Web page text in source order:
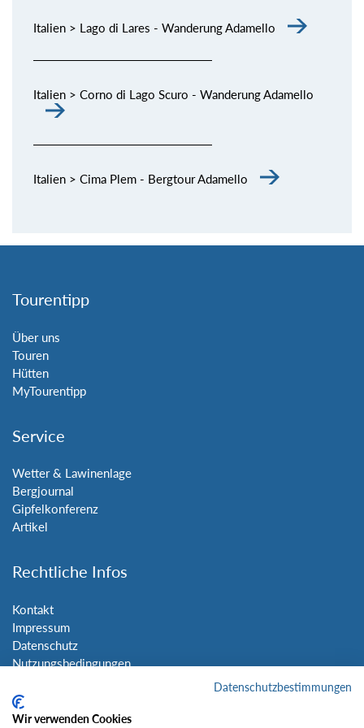
Italien > Lago di Lares - Wanderung Adamello
Italien > Corno di Lago Scuro - Wanderung Adamello
Italien > Cima Plem - Bergtour Adamello
Tourentipp
Über uns
Touren
Hütten
MyTourentipp
Service
Wetter & Lawinenlage
Bergjournal
Gipfelkonferenz
Artikel
Rechtliche Infos
Kontakt
Impressum
Datenschutz
Nutzungsbedingungen
Datenschutzbestimmungen
Wir verwenden Cookies